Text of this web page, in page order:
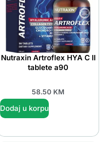
Nutraxin Artroflex HYA C II
tablete a90
58.50 KM
Dodaj u korpu